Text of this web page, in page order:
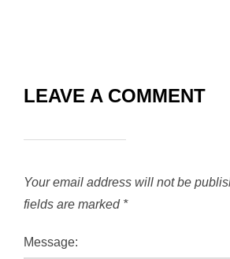
LEAVE A COMMENT
Your email address will not be
fields are marked *
Message: